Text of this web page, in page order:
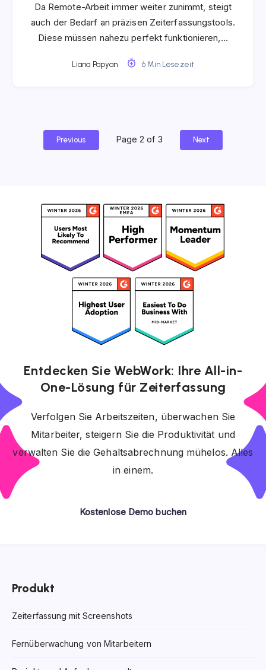
Da Remote-Arbeit immer weiter zunimmt, steigt
auch der Bedarf an präzisen Zeiterfassungstools.
Diese müssen nahezu perfekt funktionieren,…
Liana Papyan 6 Min Lesezeit
Previous Page 2 of 3 Next
Entdecken Sie WebWork: Ihre All-in-
One-Lösung für Zeiterfassung
Verfolgen Sie Arbeitszeiten, überwachen Sie
Mitarbeiter, steigern Sie die Produktivität und
verwalten Sie die Gehaltsabrechnung mühelos. Alles
in einem.
Kostenlose Demo buchen
Produkt
Zeiterfassung mit Screenshots
Fernüberwachung von Mitarbeitern